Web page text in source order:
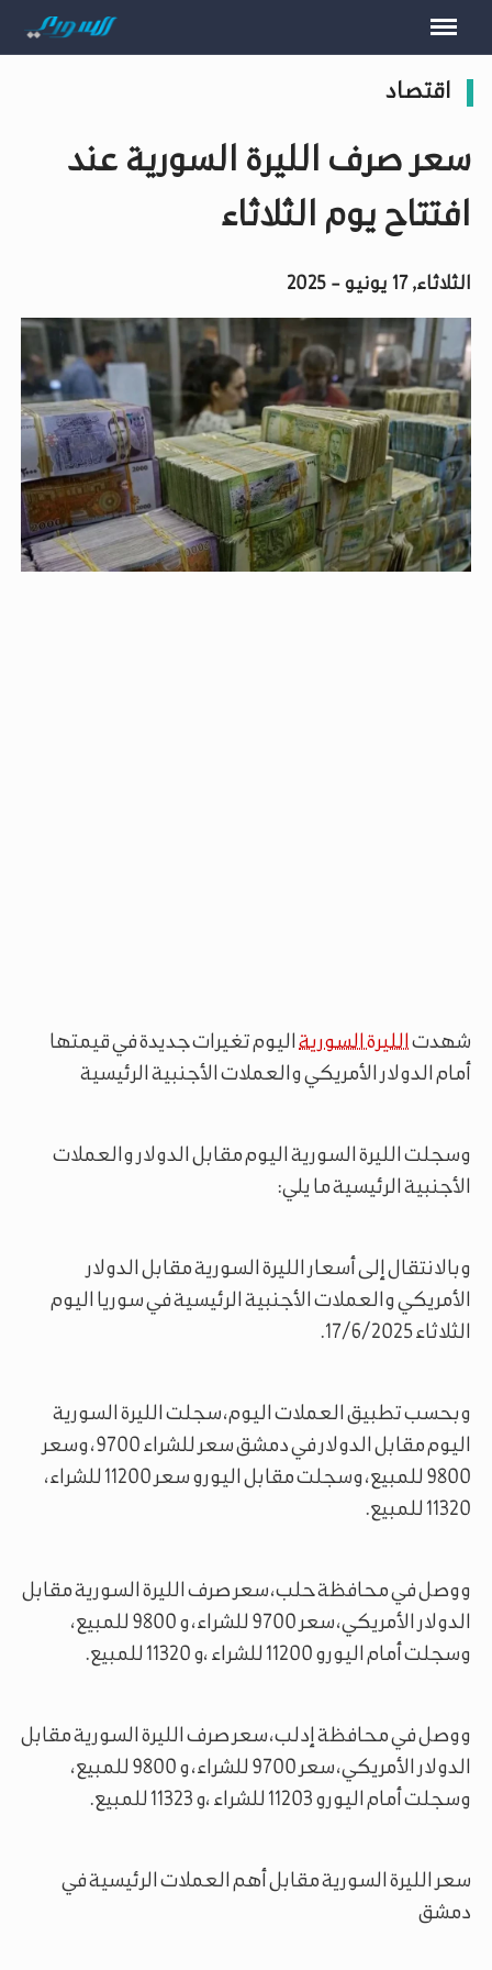
اقتصاد
سعر صرف الليرة السورية عند
افتتاح يوم الثلاثاء
الثلاثاء, 17 يونيو - 2025
شهدتالليرة السوريةاليوم تغيرات جديدة في قيمتها
أمام الدولار الأمريكي والعملات الأجنبية الرئيسية
وسجلت الليرة السورية اليوم مقابل الدولار والعملات
الأجنبية الرئيسية ما يلي:
وبالانتقال إلى أسعار الليرة السورية مقابل الدولار
الأمريكي والعملات الأجنبية الرئيسية في سوريا اليوم
الثلاثاء 17/6/2025.
وبحسب تطبيق العملات اليوم، سجلت الليرة السورية
اليوم مقابل الدولار في دمشق سعر للشراء 9700، وسعر
9800 للمبيع، وسجلت مقابل اليورو سعر 11200 للشراء،
11320 للمبيع.
ووصل في محافظة حلب، سعر صرف الليرة السورية مقابل
الدولار الأمريكي، سعر 9700 للشراء، و 9800 للمبيع،
وسجلت أمام اليورو 11200 للشراء ،و 11320 للمبيع.
ووصل في محافظة إدلب، سعر صرف الليرة السورية مقابل
الدولار الأمريكي، سعر 9700 للشراء، و 9800 للمبيع،
وسجلت أمام اليورو 11203 للشراء ،و 11323 للمبيع.
سعر الليرة السورية مقابل أهم العملات الرئيسية في
دمشق